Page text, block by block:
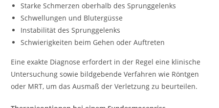
Starke Schmerzen oberhalb des Sprunggelenks
Schwellungen und Blutergüsse
Instabilität des Sprunggelenks
Schwierigkeiten beim Gehen oder Auftreten
Eine exakte Diagnose erfordert in der Regel eine klinische
Untersuchung sowie bildgebende Verfahren wie Röntgen
oder MRT, um das Ausmaß der Verletzung zu beurteilen.